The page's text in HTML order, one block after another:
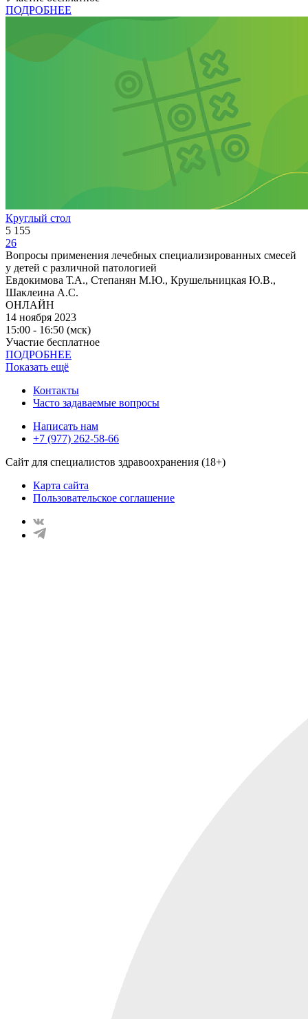
ПОДРОБНЕЕ
Круглый стол
5 155
26
Вопросы применения лечебных специализированных смесей
у детей с различной патологией
Евдокимова Т.А., Степанян М.Ю., Крушельницкая Ю.В.,
Шаклеина А.С.
ОНЛАЙН
14 ноября 2023
15:00 - 16:50 (мск)
Участие бесплатное
ПОДРОБНЕЕ
Показать ещё
Контакты
Часто задаваемые вопросы
Написать нам
+7 (977) 262-58-66
Сайт для специалистов здравоохранения (18+)
Карта сайта
Пользовательское соглашение